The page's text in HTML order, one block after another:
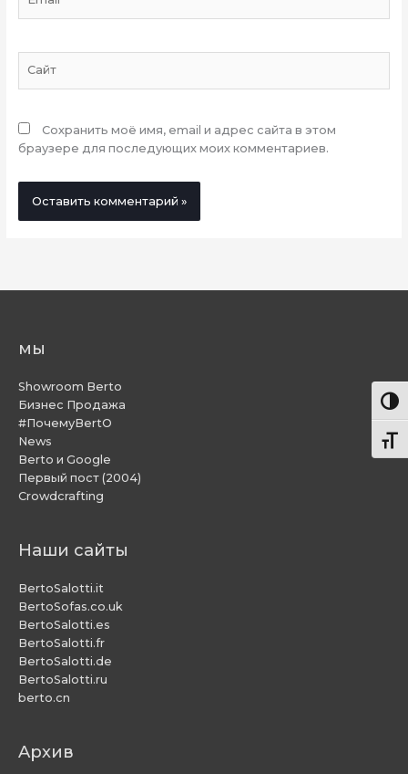
Сохранить моё имя, email и адрес сайта в этом
браузере для последующих моих комментариев.
мы
Showroom Berto
Бизнес Продажа
#ПочемуBertO
News
Berto и Google
Первый пост (2004)
Crowdcrafting
Наши сайты
BertoSalotti.it
BertoSofas.co.uk
BertoSalotti.es
BertoSalotti.fr
BertoSalotti.de
BertoSalotti.ru
berto.cn
Aрхив
Aрхив